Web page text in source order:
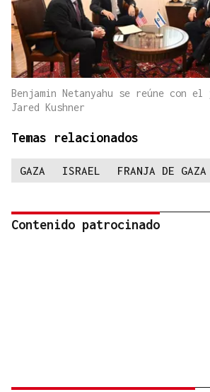
Benjamin Netanyahu se reúne con el
Jared Kushner
Temas relacionados
GAZA ISRAEL FRANJA DE GAZA
Contenido patrocinado